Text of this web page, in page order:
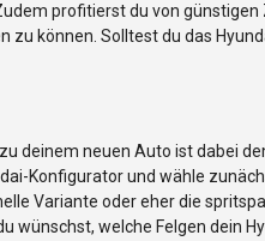
profitierst du von günstigen
zu können. Solltest du das
deinem neuen Auto ist dabei
Konfigurator und wähle
Variante oder eher die
wünschst, welche Felgen dein